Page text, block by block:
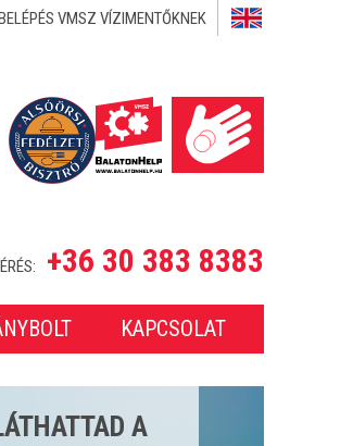
VMSZ VÍZIMENTŐKNEK
+36 30 383 8383
KAPCSOLAT
EL A 2025-